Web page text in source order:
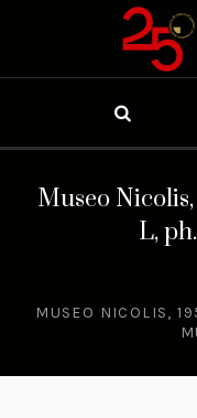
Museo
L,
MUSEO NICOLIS,